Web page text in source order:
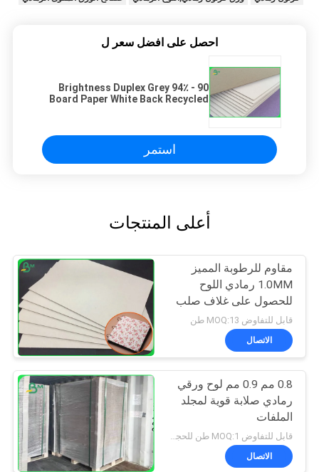
احصل على افضل سعر ل
90 - 94٪ Brightness Duplex Grey
Board Paper White Back Recycled
استمر
أعلى المنتجات
مقاوم للرطوبة المميز
1.0MM رمادي اللوح
للحصول على غلاف صلب
قابل للتفاوض MOQ:13 طن
الاتصال
0.8 مم 0.9 مم لوح ورقي
رمادي صلابة قوية لمجلد
الملفات
قابل للتفاوض MOQ:1 طن للحجم العادي و 10 طن للحجم الخاص
الاتصال